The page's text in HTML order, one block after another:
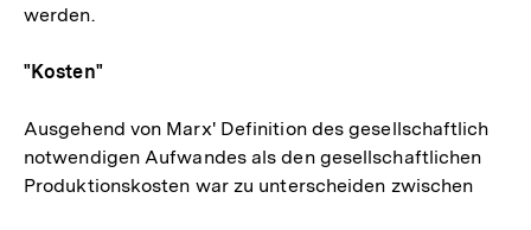
werden.
"Kosten"
Ausgehend von Marx' Definition des gesellschaftlich
notwendigen Aufwandes als den gesellschaftlichen
Produktionskosten war zu unterscheiden zwischen